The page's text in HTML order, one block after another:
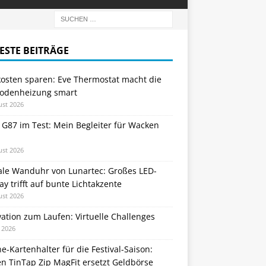
BEITRÄGE
sparen: Eve Thermostat macht die
smart
2026
im Test: Mein Begleiter für Wacken
2026
Wanduhr von Lunartec: Großes LED-
trifft auf bunte Lichtakzente
2026
zum Laufen: Virtuelle Challenges
Kartenhalter für die Festival-Saison:
TinTap Zip MagFit ersetzt Geldbörse